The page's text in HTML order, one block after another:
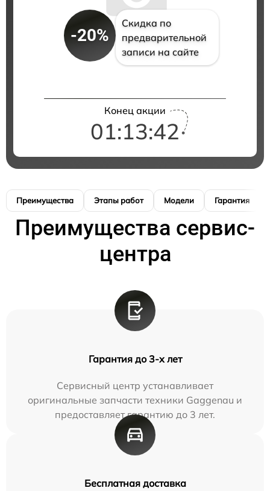
-20%
Скидка по
предварительной
записи на сайте
Конец акции
01:13:41
Преимущества Этапы работ Модели Гарантия
Преимущества сервис-
центра
Гарантия до 3-х лет
Сервисный центр устанавливает
оригинальные запчасти техники Gaggenau и
предоставляет гарантию до 3 лет.
Бесплатная доставка